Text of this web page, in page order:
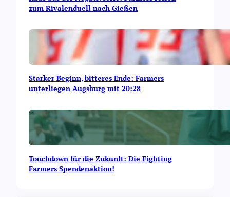
zum Rivalenduell nach Gießen
Starker Beginn, bitteres Ende: Farmers
unterliegen Augsburg mit 20:28
Touchdown für die Zukunft: Die Fighting
Farmers Spendenaktion!